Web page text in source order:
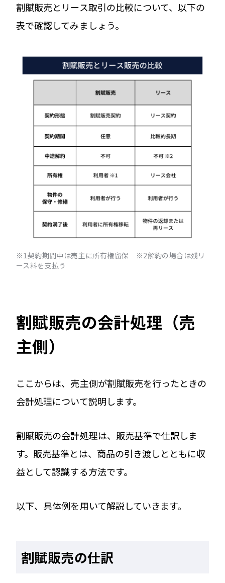
割賦販売とリース取引の比較について、以下の
表で確認してみましょう。
※1契約期間中は売主に所有権留保 ※2解約の場合は残リ
ース料を支払う
割賦販売の会計処理（売
主側）
ここからは、売主側が割賦販売を行ったときの
会計処理について説明します。
割賦販売の会計処理は、販売基準で仕訳しま
す。販売基準とは、商品の引き渡しとともに収
益として認識する方法です。
以下、具体例を用いて解説していきます。
割賦販売の仕訳